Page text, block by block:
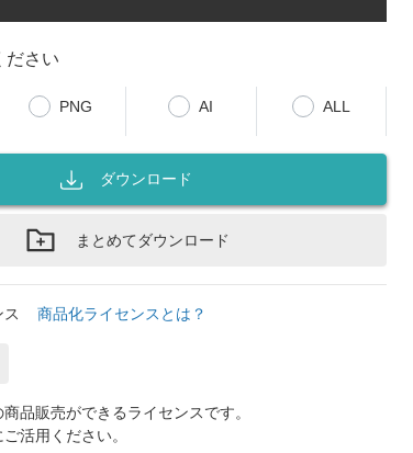
ださい
PNG AI ALL
ダウンロード
まとめてダウンロード
商品化ライセンスとは？
品販売ができるライセンスです。
活用ください。